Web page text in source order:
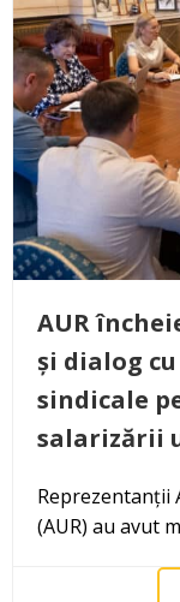
AUR
și dialog
sindicale
salarizării
Reprezentanții
(AUR) au avut